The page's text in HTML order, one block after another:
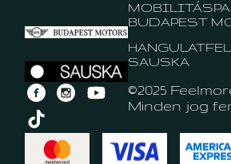
BUDAPEST
SAUSKA
©2025
Minden jog